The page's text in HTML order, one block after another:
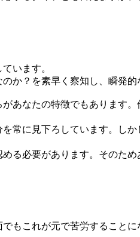
います。
か？を素早く察知し、瞬発
あなたの特徴でもあります
常に見下ろしています。し
る必要があります。そのた
もこれが元で苦労することに